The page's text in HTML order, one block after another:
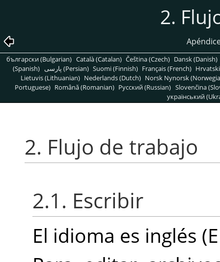
2.
български (Bulgarian) Català (Catalan) Čeština (Czech) Dansk (Danish)
(Spanish)
پارسی (Persian) Suomi (Finnish) Français (French)
Lietuvis (Lithuanian) Nederlands (Dutch) Norsk Nynorsk
Portuguese) Română (Romanian) Pусский (Russian) Slovenčina
український
2. Flujo de trabajo
2.1. Escribir
El idioma es inglés